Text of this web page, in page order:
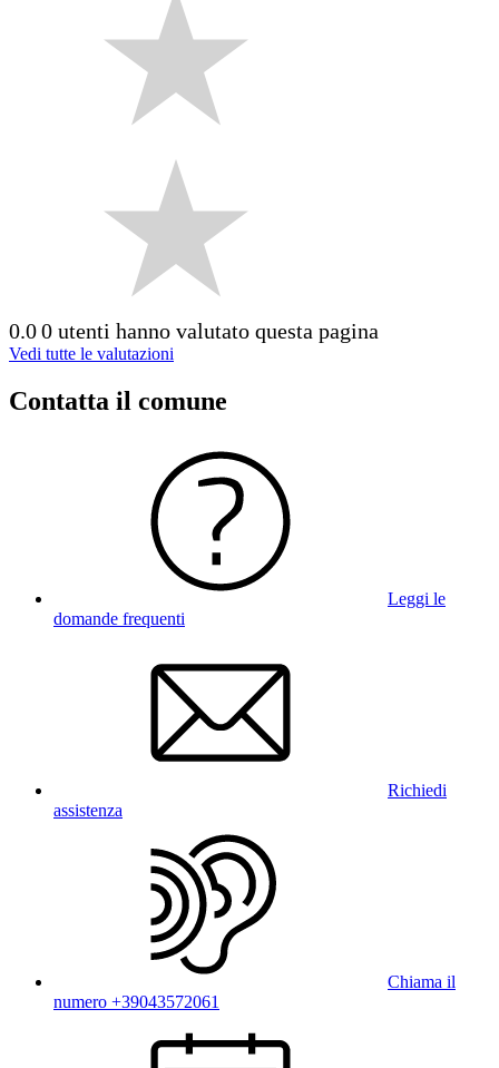
0.00 utenti hanno valutato questa pagina
Vedi tutte le valutazioni
Contatta il comune
Leggi le
domande frequenti
Richiedi
assistenza
Chiama il
numero +39043572061